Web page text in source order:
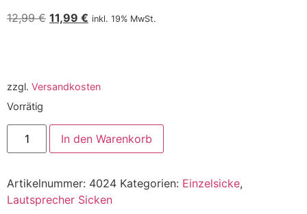
12,99€ 11,99 € inkl. 19% MwSt.
zzgl. Versandkosten
Vorrätig
In den Warenkorb
Artikelnummer: 4024 Kategorien: Einzelsicke,
Lautsprecher Sicken